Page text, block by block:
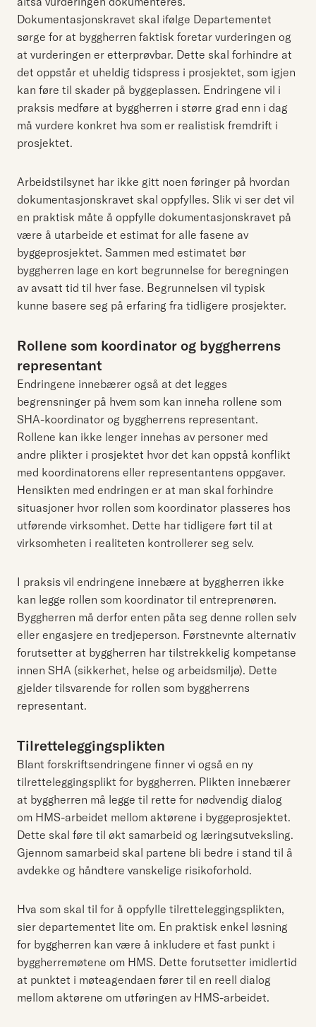
Dokumentasjonskravet skal ifølge Departementet
sørge for at byggherren faktisk foretar vurderingen og
at vurderingen er etterprøvbar. Dette skal forhindre at
det oppstår et uheldig tidspress i prosjektet, som igjen
kan føre til skader på byggeplassen. Endringene vil i
praksis medføre at byggherren i større grad enn i dag
må vurdere konkret hva som er realistisk fremdrift i
prosjektet.
Arbeidstilsynet har ikke gitt noen føringer på hvordan
dokumentasjonskravet skal oppfylles. Slik vi ser det vil
en praktisk måte å oppfylle dokumentasjonskravet på
være å utarbeide et estimat for alle fasene av
byggeprosjektet. Sammen med estimatet bør
byggherren lage en kort begrunnelse for beregningen
av avsatt tid til hver fase. Begrunnelsen vil typisk
kunne basere seg på erfaring fra tidligere prosjekter.
Rollene som koordinator og byggherrens
representant
Endringene innebærer også at det legges
begrensninger på hvem som kan inneha rollene som
SHA-koordinator og byggherrens representant.
Rollene kan ikke lenger innehas av personer med
andre plikter i prosjektet hvor det kan oppstå konflikt
med koordinatorens eller representantens oppgaver.
Hensikten med endringen er at man skal forhindre
situasjoner hvor rollen som koordinator plasseres hos
utførende virksomhet. Dette har tidligere ført til at
virksomheten i realiteten kontrollerer seg selv.
I praksis vil endringene innebære at byggherren ikke
kan legge rollen som koordinator til entreprenøren.
Byggherren må derfor enten påta seg denne rollen selv
eller engasjere en tredjeperson. Førstnevnte alternativ
forutsetter at byggherren har tilstrekkelig kompetanse
innen SHA (sikkerhet, helse og arbeidsmiljø). Dette
gjelder tilsvarende for rollen som byggherrens
representant.
Tilretteleggingsplikten
Blant forskriftsendringene finner vi også en ny
tilretteleggingsplikt for byggherren. Plikten innebærer
at byggherren må legge til rette for nødvendig dialog
om HMS-arbeidet mellom aktørene i byggeprosjektet.
Dette skal føre til økt samarbeid og læringsutveksling.
Gjennom samarbeid skal partene bli bedre i stand til å
avdekke og håndtere vanskelige risikoforhold.
Hva som skal til for å oppfylle tilretteleggingsplikten,
sier departementet lite om. En praktisk enkel løsning
for byggherren kan være å inkludere et fast punkt i
byggherremøtene om HMS. Dette forutsetter imidlertid
at punktet i møteagendaen fører til en reell dialog
mellom aktørene om utføringen av HMS-arbeidet.